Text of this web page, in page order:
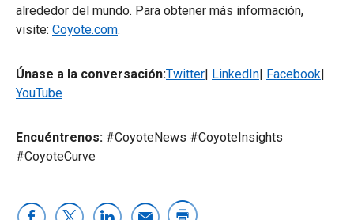
alrededor del mundo. Para obtener más información,
visite: Coyote.com.
Únase a la conversación:Twitter| LinkedIn| Facebook|
YouTube
Encuéntrenos: #CoyoteNews #CoyoteInsights
#CoyoteCurve